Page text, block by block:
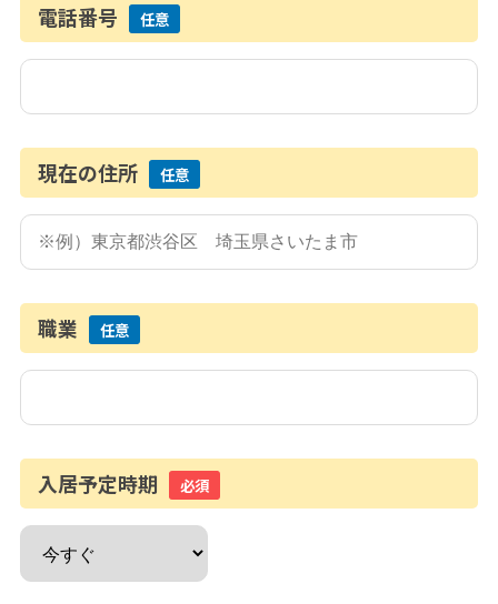
電話番号 任意
現在の住所 任意
職業 任意
入居予定時期 必須